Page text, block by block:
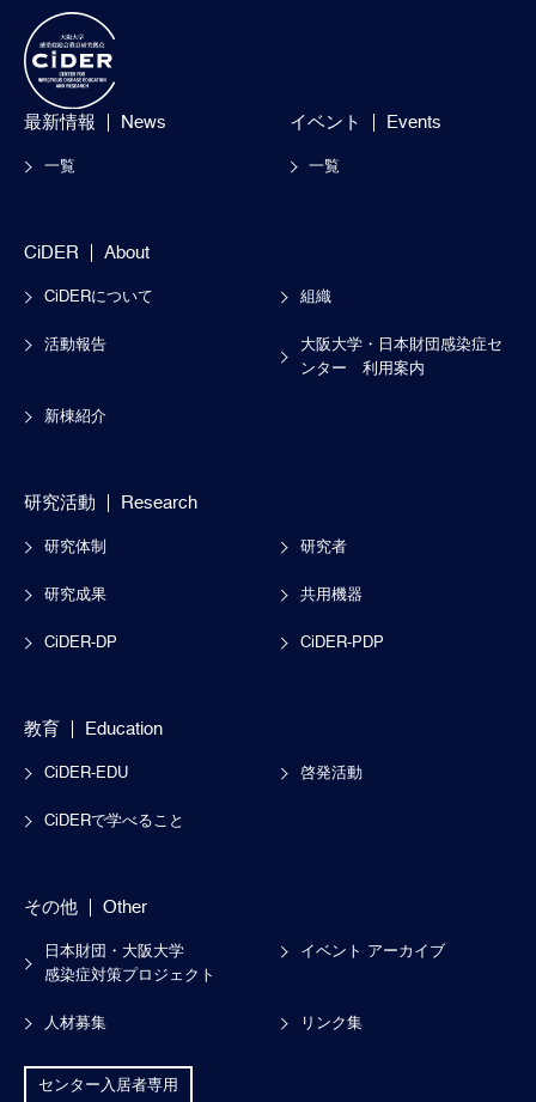
最新情報 News
一覧
イベント Events
一覧
CiDER About
CiDERについて 組織
活動報告
大阪大学・日本財団感染症セ
ンター 利用案内
新棟紹介
研究活動 Research
研究体制 研究者
研究成果 共用機器
CiDER-DP CiDER-PDP
教育 Education
CiDER-EDU 啓発活動
CiDERで学べること
その他 Other
日本財団・大阪大学
感染症対策プロジェクト
イベント アーカイブ
人材募集 リンク集
センター入居者専用